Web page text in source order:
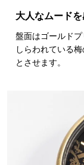
大人なムード
盤面はゴールド
しらわれている
とさせます。